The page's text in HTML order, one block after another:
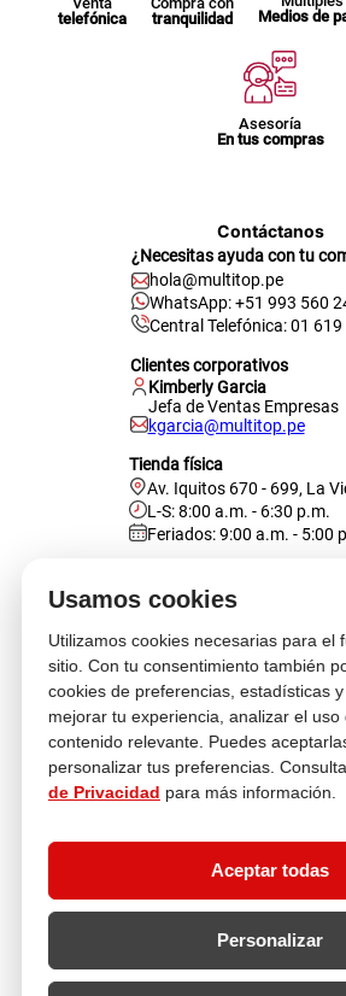
Usamos cookies
Utilizamos cookies necesarias para el
sitio. Con tu consentimiento también
cookies de preferencias, estadísticas
mejorar tu experiencia, analizar el uso
contenido relevante. Puedes
personalizar tus preferencias.
de Privacidad para más información.
Aceptar todas
Personalizar
telefónica
tranquilidad
Medios de
Asesoría
En tus compras
Contáctanos
¿Necesitas ayuda con tu
hola@multitop.pe
WhatsApp: +51 993 560
Central Telefónica: 01
Clientes corporativos
Kimberly Garcia
Jefa de Ventas Empresas
kgarcia@multitop.pe
Tienda física
Av. Iquitos 670 - 699, La
L-S: 8:00 a.m. - 6:30 p.m.
Feriados: 9:00 a.m. - 5:00
Atención al cliente
Descubre más